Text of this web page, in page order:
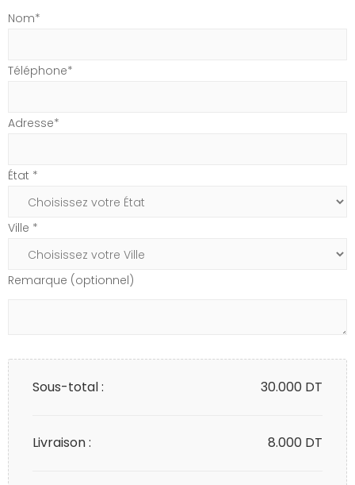
Nom*
Téléphone*
Adresse*
État *
Ville *
Remarque (optionnel)
Sous-total : 30.000 DT
Livraison : 8.000 DT